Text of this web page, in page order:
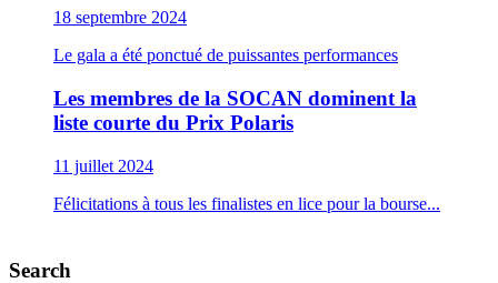
18 septembre 2024
Le gala a été ponctué de puissantes performances
Les membres de la SOCAN dominent la
liste courte du Prix Polaris
11 juillet 2024
Félicitations à tous les finalistes en lice pour la bourse...
Search